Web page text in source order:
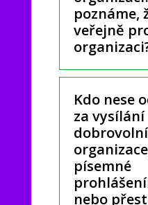
poznáme,
veřejně
Kdo nese
za vysílání
písemné
nebo